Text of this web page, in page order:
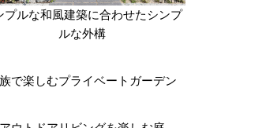
プルな和風建築に合わせたシンプ
ルな外構
で楽しむプライベートガーデン